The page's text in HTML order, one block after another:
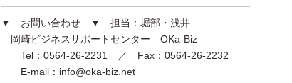
━━━━━━━━━━━━━━━━━━━━━━━━━
▼ お問い合わせ ▼ 担当：堀部・浅井
岡崎ビジネスサポートセンター OKa-Biz
Tel：0564-26-2231 ／ Fax：0564-26-2232
E-mail：info@oka-biz.net